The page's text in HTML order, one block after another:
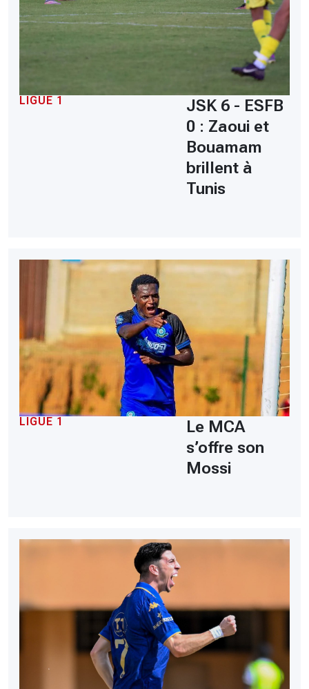
LIGUE 1
JSK 6 - ESFB
0 : Zaoui et
Bouamam
brillent à
Tunis
LIGUE 1
Le MCA
s’offre son
Mossi